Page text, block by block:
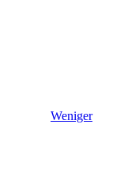
Weniger